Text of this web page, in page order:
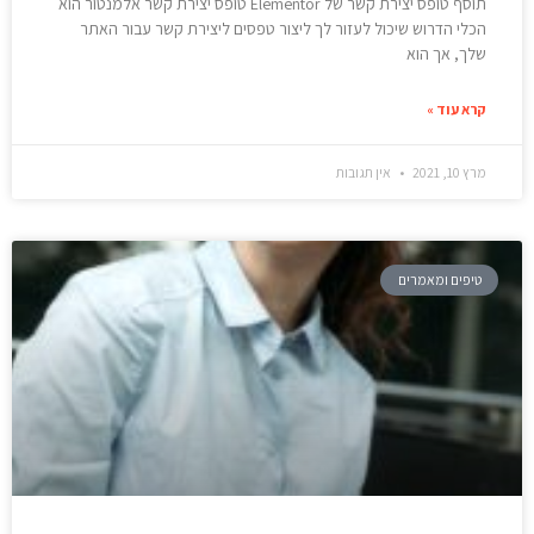
הכלי הדרוש שיכול לעזור לך ליצור טפסים ליצירת קשר עבור האתר
שלך, אך הוא
קרא עוד »
מרץ 10, 2021 אין תגובות
טיפים ומאמרים